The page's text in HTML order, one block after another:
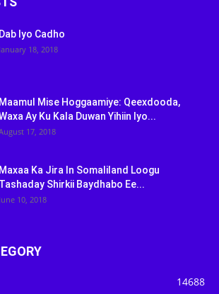
Dab Iyo Cadho
January 18, 2018
Maamul Mise Hoggaamiye: Qeexdooda,
Ay Ku Kala Duwan Yihiin Iyo...
17, 2018
Maxaa Ka Jira In Somaliland Loogu
Tashaday Shirkii Baydhabo Ee...
June 10, 2018
14688